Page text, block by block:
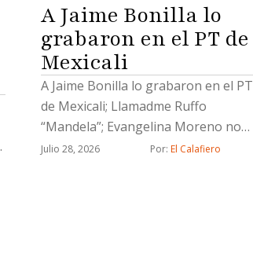
A Jaime Bonilla lo
grabaron en el PT de
Mexicali
A Jaime Bonilla lo grabaron en el PT
de Mexicali; Llamadme Ruffo
“Mandela”; Evangelina Moreno no
soportó; Los Abdielovers; y Socavón
Julio 28, 2026 Por: El Calafiero